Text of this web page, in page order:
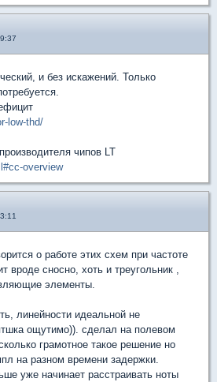
и без искажений. Только
low-thd/
чипов LT
overview
о работе этих схем при частоте
вроде сносно, хоть и треугольник ,
элементы.
линейности идеальной не
ощутимо)). сделал на полевом
грамотное такое решение но
на разном времени задержки.
уже начинает расстраивать ноты